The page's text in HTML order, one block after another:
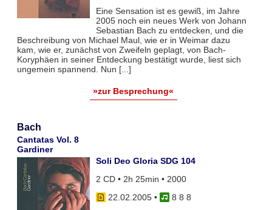
Eine Sensation ist es gewiß, im Jahre
2005 noch ein neues Werk von Johann
Sebastian Bach zu entdecken, und die
Beschreibung von Michael Maul, wie er in Weimar dazu
kam, wie er, zunächst von Zweifeln geplagt, von Bach-
Koryphäen in seiner Entdeckung bestätigt wurde, liest sich
ungemein spannend. Nun [...]
»zur Besprechung«
Bach
Cantatas Vol. 8
Gardiner
Soli Deo Gloria SDG 104
2 CD • 2h 25min • 2000
22.02.2005•
8 8 8